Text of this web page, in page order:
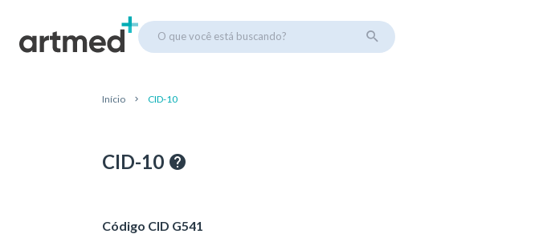
O que você está buscando?
Início CID-10
CID-10
Código CID G541